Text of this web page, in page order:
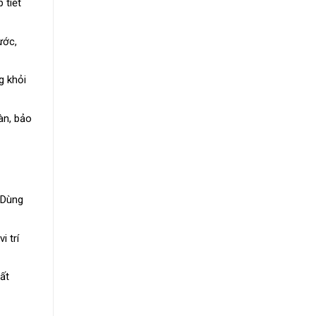
tiết
khỏi
bảo
trí